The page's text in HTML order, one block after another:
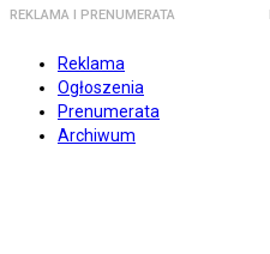
REKLAMA I PRENUMERATA
Reklama
Ogłoszenia
Prenumerata
Archiwum